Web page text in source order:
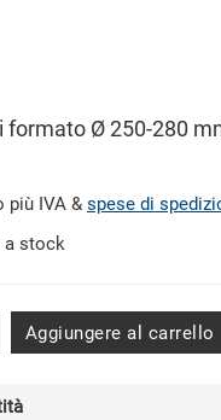
formato Ø 250-280
più IVA & spese di
a stock
Aggiungere al carrello